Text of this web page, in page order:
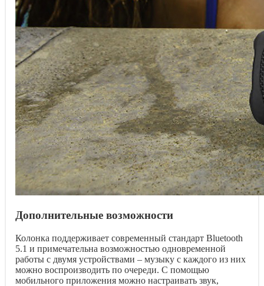
Дополнительные возможности
Колонка поддерживает современный стандарт Bluetooth
5.1 и примечательна возможностью одновременной
работы с двумя устройствами – музыку с каждого из них
можно воспроизводить по очереди. С помощью
мобильного приложения можно настраивать звук,